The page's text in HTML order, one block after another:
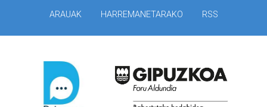
ARAUAK HARREMANETARAKO RSS